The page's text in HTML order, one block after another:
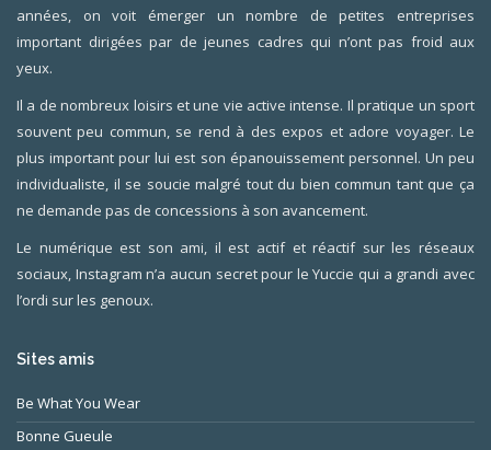
années, on voit émerger un nombre de petites entreprises
important dirigées par de jeunes cadres qui n’ont pas froid aux
yeux.
Il a de nombreux loisirs et une vie active intense. Il pratique un sport
souvent peu commun, se rend à des expos et adore voyager. Le
plus important pour lui est son épanouissement personnel. Un peu
individualiste, il se soucie malgré tout du bien commun tant que ça
ne demande pas de concessions à son avancement.
Le numérique est son ami, il est actif et réactif sur les réseaux
sociaux, Instagram n’a aucun secret pour le Yuccie qui a grandi avec
l’ordi sur les genoux.
Sites amis
Be What You Wear
Bonne Gueule